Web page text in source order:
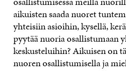
aikuisten saada nuoret
yhteisiin asioihin, kysellä,
pyytää nuoria osallistumaan
keskusteluihin? Aikuisen on
nuoren osallistumisella ja